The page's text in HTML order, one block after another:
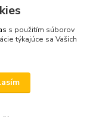
s použitím súborov
týkajúce sa Vašich